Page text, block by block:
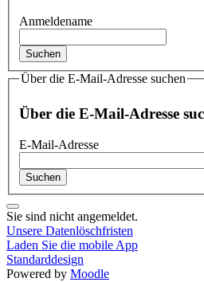
Anmeldename
Über die E-Mail-Adresse suchen
Über die E-Mail-Adresse
E-Mail-Adresse
Sie sind nicht angemeldet.
Unsere Datenlöschfristen
Laden Sie die mobile App
Standarddesign
Powered by Moodle